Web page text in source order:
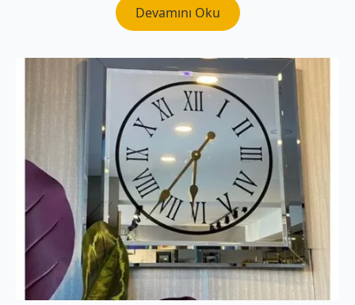
Devamını Oku